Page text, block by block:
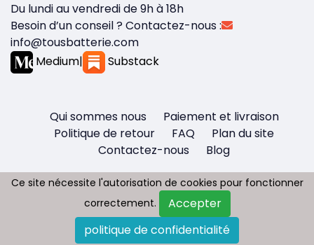
Du lundi au vendredi de 9h à 18h
Besoin d’un conseil ? Contactez-nous :
info@tousbatterie.com
Medium| Substack
Qui sommes nous
Paiement et livraison
Politique de retour
FAQ
Plan du site
Contactez-nous
Blog
Copyright © 2026 - Tous droit réservés
Tousbatterie.com
Ce site nécessite l'autorisation de cookies pour fonctionner
correctement.
Accepter
politique de confidentialité
Ce site nécessite l'autorisation de cookies pour fonctionner
correctement.
Accepter
politique de confidentialité